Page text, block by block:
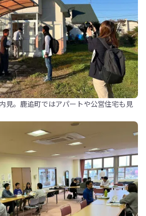
見。鹿追町ではアパートや公営住宅も見